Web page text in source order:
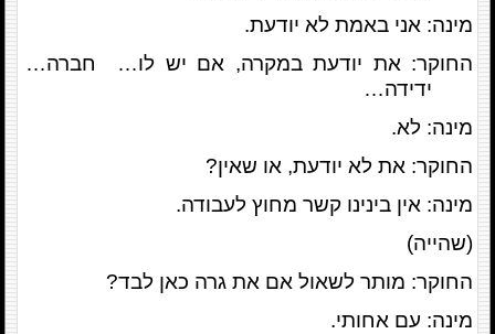
מינה: אני באמת לא יודעת.
החוקר: את יודעת במקרה, אם יש לו… חברה…
ידידה…
מינה: לא.
החוקר: את לא יודעת, או שאין?
מינה: אין בינינו קשר מחוץ לעבודה.
(שהייה)
החוקר: מותר לשאול אם את גרה כאן לבד?
מינה: עם אחותי.